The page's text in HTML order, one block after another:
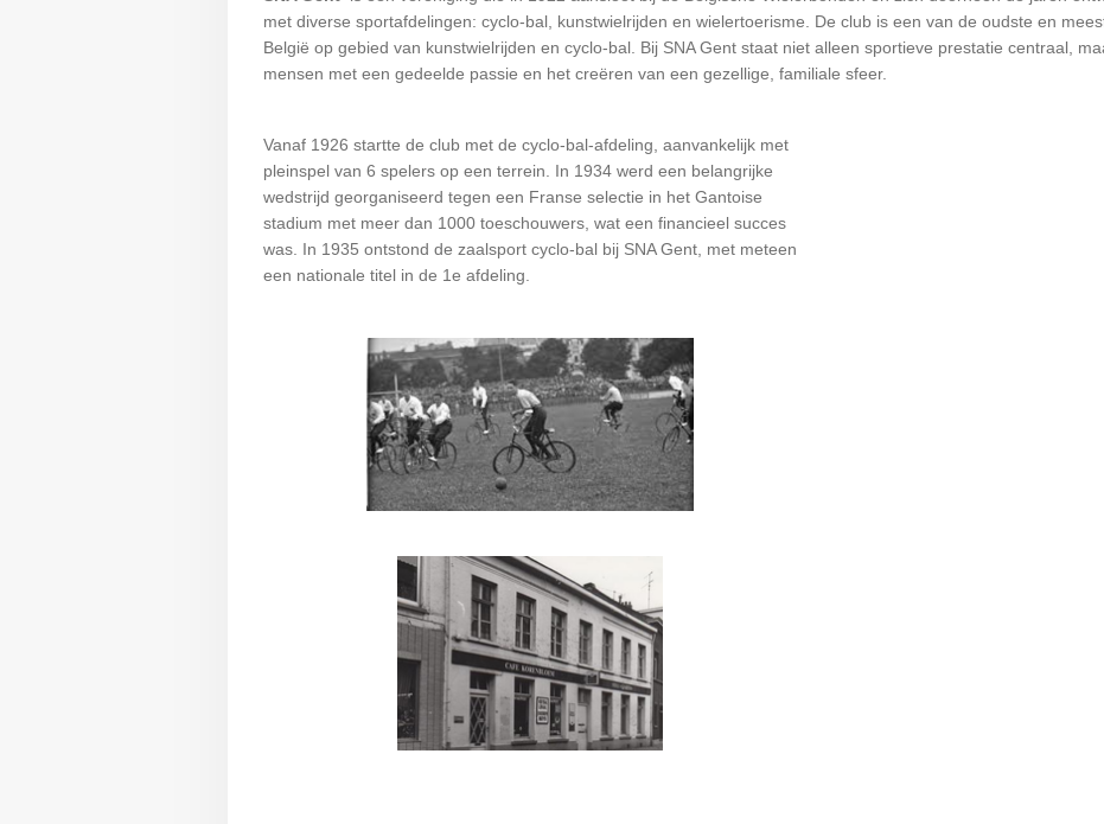
met diverse sportafdelingen: cyclo-bal, kunstwielrijden en wielertoerisme. De club is een van de oudste en
België op gebied van kunstwielrijden en cyclo-bal. Bij SNA Gent staat niet alleen sportieve prestatie centraal,
mensen met een gedeelde passie en het creëren van een gezellige, familiale sfeer.
Vanaf 1926 startte de club met de cyclo-bal-afdeling, aanvankelijk met
pleinspel van 6 spelers op een terrein. In 1934 werd een belangrijke
wedstrijd georganiseerd tegen een Franse selectie in het Gantoise
stadium met meer dan 1000 toeschouwers, wat een financieel succes
was. In 1935 ontstond de zaalsport cyclo-bal bij SNA Gent, met meteen
een nationale titel in de 1e afdeling.